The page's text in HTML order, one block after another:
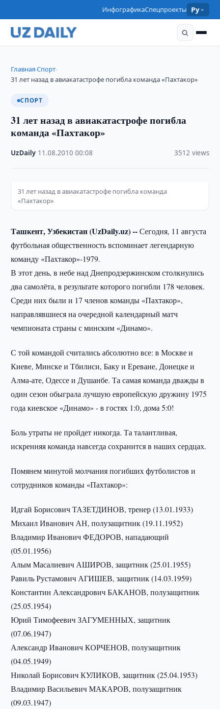
ИнфографикаСпецпроекты Ру
Главная›Спорт›
31 лет назад в авиакатастрофе погибла команда «Пахтакор»
СПОРТ
31 лет назад в авиакатастрофе погибла
команда «Пахтакор»
UzDaily 11.08.2010 ·00:08 3512 views
31 лет назад в авиакатастрофе погибла команда
«Пахтакор»
Ташкент, Узбекистан (UzDaily.uz) --Сегодня, 11 августа
футбольная общественность вспоминает легендарную
команду «Пахтакор»-1979.
В этот день, в небе над Днепродзержинском столкнулись
два самолёта, в результате которого погибли 178 человек.
Среди них были и 17 членов команды «Пахтакор»,
направлявшиеся на очередной календарный матч
чемпионата страны с минским «Динамо».
С той командой считались абсолютно все: в Москве и
Киеве, Минске и Тбилиси, Баку и Ереване, Донецке и
Алма-ате, Одессе и Душанбе. Та самая команда дважды в
один сезон обыграла лучшую европейскую дружину 1975
года киевское «Динамо» - в гостях 1:0, дома 5:0!
Боль утраты не пройдет никогда. Та талантливая,
искренняя команда навсегда сохранится в наших сердцах.
Помянем минутой молчания погибших футболистов и
сотрудников команды «Пахтакор»:
Идгай Борисович ТАЗЕТДИНОВ, тренер (13.01.1933)
Михаил Иванович АН, полузащитник (19.11.1952)
Владимир Иванович ФЕДОРОВ, нападающий
(05.01.1956)
Алым Масалиевич АШИРОВ, защитник (25.01.1955)
Равиль Рустамович АГИШЕВ, защитник (14.03.1959)
Константин Александрович БАКАНОВ, полузащитник
(25.05.1954)
Юрий Тимофеевич ЗАГУМЕННЫХ, защитник
(07.06.1947)
Александр Иванович КОРЧЕНОВ, полузащитник
(04.05.1949)
Николай Борисович КУЛИКОВ, защитник (25.04.1953)
Владимир Васильевич МАКАРОВ, полузащитник
(09.03.1947)